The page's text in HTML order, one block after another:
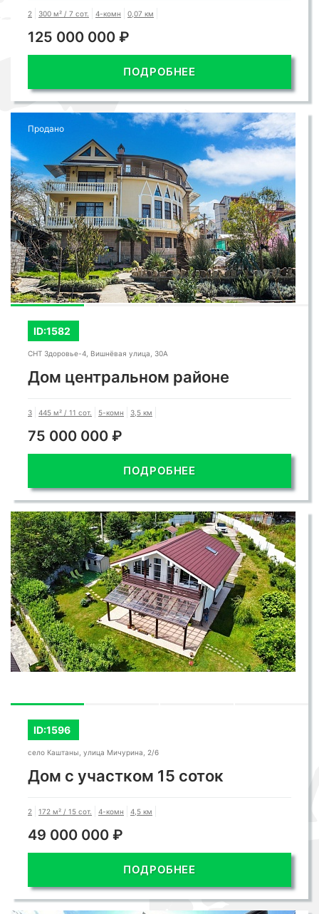
2 300 м² / 7 сот. 4-комн 0,07 км
125 000 000 ₽
ПОДРОБНЕЕ
Продано
ID:1582
СНТ Здоровье-4, Вишнёвая улица, 30А
Дом центральном районе
3 445 м² / 11 сот. 5-комн 3,5 км
75 000 000 ₽
ПОДРОБНЕЕ
ID:1596
село Каштаны, улица Мичурина, 2/6
Дом с участком 15 соток
2 172 м² / 15 сот. 4-комн 4,5 км
49 000 000 ₽
ПОДРОБНЕЕ